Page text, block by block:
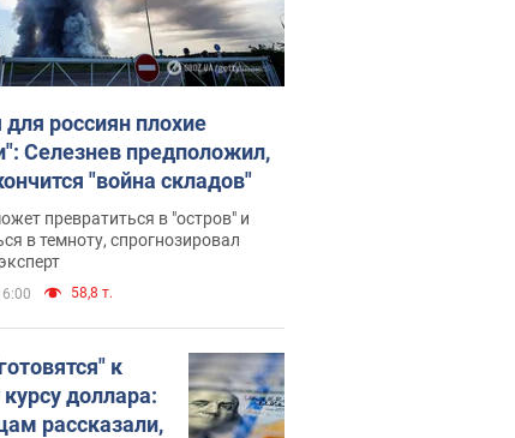
россиян плохие
Селезнев предположил,
"война складов"
превратиться в "остров" и
в темноту, спрогнозировал
58,8 т.
к
доллара:
рассказали,